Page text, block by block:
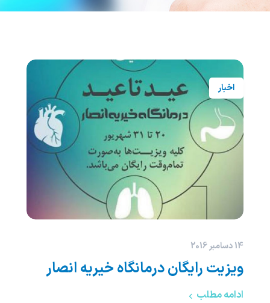
اخبار
14 دسامبر 2016
ویزیت رایگان درمانگاه خیریه انصار
ادامه مطلب